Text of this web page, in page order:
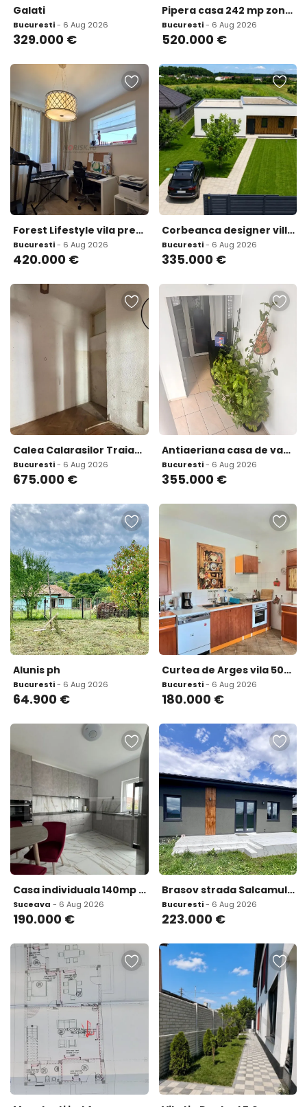
Galati
Bucuresti- 6 Aug 2026
329.000 €
Pipera casa 242 mp zona linistita curte privata
Bucuresti- 6 Aug 2026
520.000 €
Forest Lifestyle vila premium in Mogosoaia
Bucuresti- 6 Aug 2026
420.000 €
Corbeanca designer villa move in ready 1 082 mp land nzeb A
Bucuresti- 6 Aug 2026
335.000 €
Calea Calarasilor Traian Cladire interbelica P 2E Teren 586 mp
Bucuresti- 6 Aug 2026
675.000 €
Antiaeriana casa de vanzare 6 camere potential business notariat/clinica
Bucuresti- 6 Aug 2026
355.000 €
Alunis ph
Bucuresti- 6 Aug 2026
64.900 €
Curtea de Arges vila 500 mp teren 1 632 mp ideala pentru locuinta sau pensiune
Bucuresti- 6 Aug 2026
180.000 €
Casa individuala 140mp 250mp teren zona Ipotesti
Suceava - 6 Aug 2026
190.000 €
Brasov strada Salcamului nr 16 Sanpetru
Bucuresti- 6 Aug 2026
223.000 €